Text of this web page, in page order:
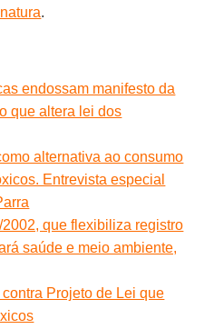
.
endossam manifesto da
que altera lei dos
alternativa ao consumo
Entrevista especial
que flexibiliza registro
saúde e meio ambiente,
Projeto de Lei que